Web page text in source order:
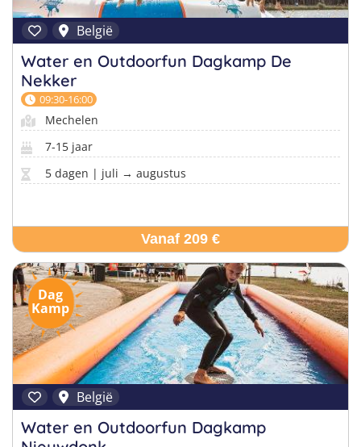
België
Water en Outdoorfun Dagkamp De
Nekker
09:30-16:00
Mechelen
7-15 jaar
5 dagen | juli → augustus
Vanaf 209 €
Dag
Kamp
België
Water en Outdoorfun Dagkamp